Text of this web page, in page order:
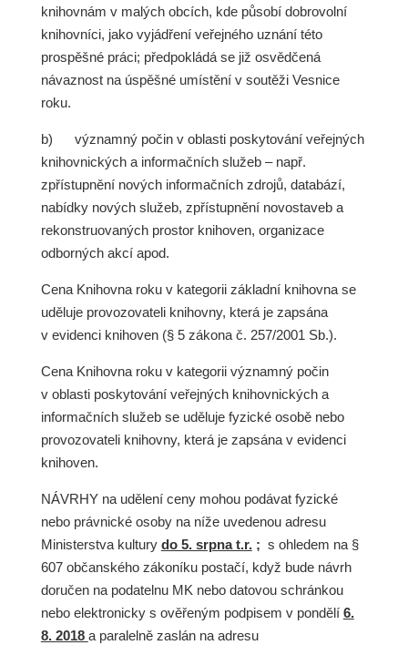
knihovnám v malých obcích, kde působí dobrovolní
knihovníci, jako vyjádření veřejného uznání této
prospěšné práci; předpokládá se již osvědčená
návaznost na úspěšné umístění v soutěži Vesnice
roku.
b)
významný počin v oblasti poskytování veřejných
knihovnických a informačních služeb – např.
zpřístupnění nových informačních zdrojů, databází,
nabídky nových služeb, zpřístupnění novostaveb a
rekonstruovaných prostor knihoven, organizace
odborných akcí apod.
Cena Knihovna roku v kategorii základní knihovna se
uděluje provozovateli knihovny, která je zapsána
v evidenci knihoven (§ 5 zákona č. 257/2001 Sb.).
Cena Knihovna roku v kategorii významný počin
v oblasti poskytování veřejných knihovnických a
informačních služeb se uděluje fyzické osobě nebo
provozovateli knihovny, která je zapsána v evidenci
knihoven.
NÁVRHY na udělení ceny mohou podávat fyzické
nebo právnické osoby na níže uvedenou adresu
Ministerstva kultury do 5. srpna t.r.; s ohledem na §
607 občanského zákoníku postačí, když bude návrh
doručen na podatelnu MK nebo datovou schránkou
nebo elektronicky s ověřeným podpisem v pondělí 6.
8. 2018 a paralelně zaslán na adresu